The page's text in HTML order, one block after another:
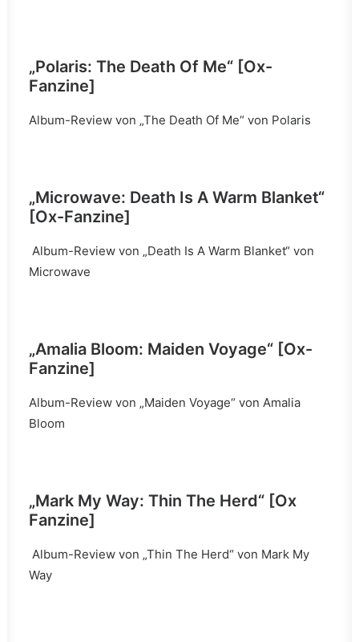
„Polaris: The Death Of Me“ [Ox-
Fanzine]
Album-Review von „The Death Of Me“ von Polaris
„Microwave: Death Is A Warm Blanket“
[Ox-Fanzine]
Album-Review von „Death Is A Warm Blanket“ von
Microwave
„Amalia Bloom: Maiden Voyage“ [Ox-
Fanzine]
Album-Review von „Maiden Voyage“ von Amalia
Bloom
„Mark My Way: Thin The Herd“ [Ox
Fanzine]
Album-Review von „Thin The Herd“ von Mark My
Way